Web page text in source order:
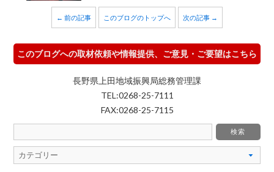
← 前の記事 このブログのトップへ 次の記事 →
このブログへの取材依頼や情報提供、ご意見・ご要望はこちら
長野県上田地域振興局総務管理課
TEL:0268-25-7111
FAX:0268-25-7115